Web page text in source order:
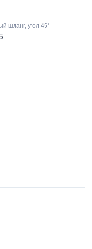
шланг, угол 45°